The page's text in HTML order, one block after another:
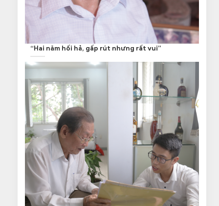
“Hai năm hối hả, gấp rút nhưng rất vui”